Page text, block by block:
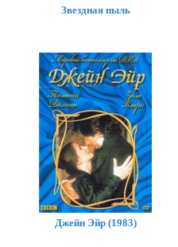
Звездная пыль
Джейн Эйр (1983)